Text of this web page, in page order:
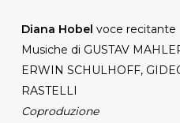
Diana Hobel voce recitante
Musiche di GUSTAV
ERWIN SCHULHOFF,
RASTELLI
Coproduzione